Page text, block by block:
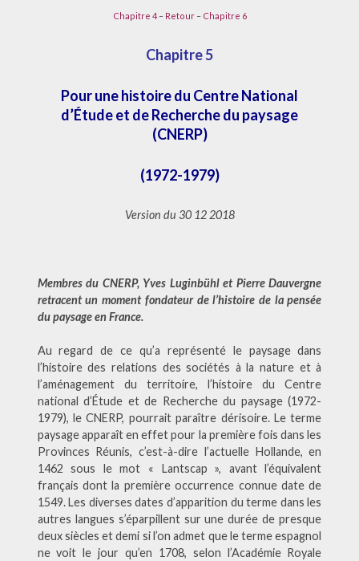
Chapitre 4– Retour– Chapitre 6
Chapitre 5
Pour une histoire du Centre National
d’Étude et de Recherche du paysage
(CNERP)
(1972-1979)
Version du 30 12 2018
Membres du CNERP, Yves Luginbühl et Pierre Dauvergne
retracent un moment fondateur de l’histoire de la pensée
du paysage en France.
Au regard de ce qu’a représenté le paysage dans
l’histoire des relations des sociétés à la nature et à
l’aménagement du territoire, l’histoire du Centre
national d’Étude et de Recherche du paysage (1972-
1979), le CNERP, pourrait paraître dérisoire. Le terme
paysage apparaît en effet pour la première fois dans les
Provinces Réunis, c’est-à-dire l’actuelle Hollande, en
1462 sous le mot « Lantscap », avant l’équivalent
français dont la première occurrence connue date de
1549. Les diverses dates d’apparition du terme dans les
autres langues s’éparpillent sur une durée de presque
deux siècles et demi si l’on admet que le terme espagnol
ne voit le jour qu’en 1708, selon l’Académie Royale